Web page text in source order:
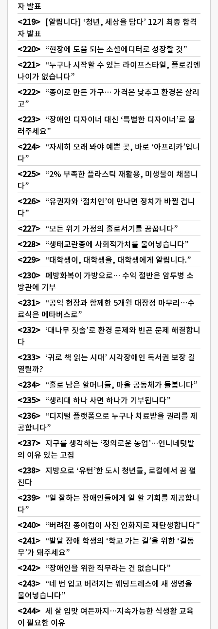
자 발표
[알립니다] ‘청년, 세상을 담다’ 12기 최종 합격
자 발표
“현장에 도움 되는 소셜에디터로 성장할 것”
“누구나 시작할 수 있는 라이프스타일, 플로깅엔
나이가 없습니다”
“종이로 만든 가구… 가격은 낮추고 환경은 살리
고”
“장애인 디자이너 대신 ‘특별한 디자이너’로 불
러주세요”
“자세히 오래 봐야 예쁜 곳, 바로 ‘아프리카’입니
다”
“2% 부족한 플라스틱 재활용, 미생물이 채웁니
다”
“유권자와 ‘젊치인’이 만나면 정치가 바뀔 겁니
다”
“모든 위기 가정의 홀로서기를 꿈꿉니다”
“생태교란종에 사회적가치를 불어넣습니다”
“대학생이, 대학생을, 대학생에게 알립니다.”
폐방화복이 가방으로… 수익 절반은 암투병 소
방관에 기부
“공익 현장과 함께한 5개월 대장정 마무리…수
료식은 메타버스로”
‘대나무 칫솔’로 환경 문제와 빈곤 문제 해결합니
다
‘귀로 책 읽는 시대’ 시각장애인 독서권 보장 길
열릴까?
“홀로 남은 할머니들, 마을 공동체가 돌봅니다”
“생리대 하나 사면 하나가 기부됩니다”
“디지털 플랫폼으로 누구나 치료받을 권리를 제
공합니다”
지구를 생각하는 ‘정의로운 농업’…언니네텃밭
의 이유 있는 고집
지방으로 ‘유턴’한 도시 청년들, 로컬에서 꿈 펼
친다
“일 잘하는 장애인들에게 일 할 기회를 제공합니
다”
“버려진 종이컵이 사진 인화지로 재탄생합니다”
“발달 장애 학생의 ‘학교 가는 길’을 위한 ‘길동
무’가 돼주세요”
“장애인을 위한 직무라는 건 없습니다”
“네 번 입고 버려지는 웨딩드레스에 새 생명을
불어넣습니다”
세 살 입맛 여든까지…지속가능한 식생활 교육
이 필요한 이유